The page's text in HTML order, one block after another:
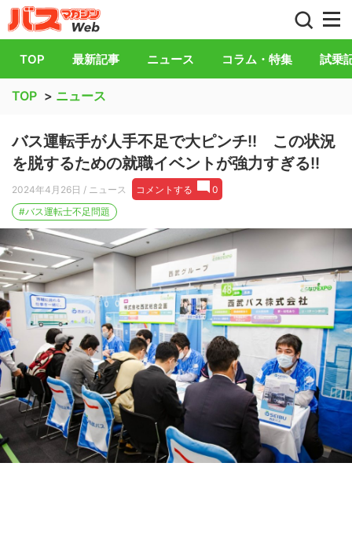
バス総合情報誌「バスマガジン」公式WEB
TOP 最新記事 ニュース コラム・特集 試乗
TOP > ニュース
バス運転手が人手不足で大ピンチ!! この状況
を脱するための就職イベントが強力すぎる!!
2024年4月26日 / ニュース コメントする
0
#バス運転士不足問題